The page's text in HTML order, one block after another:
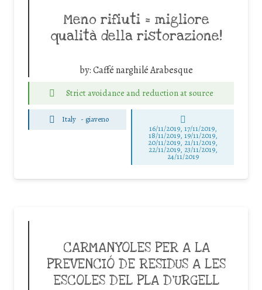
Meno rifiuti = migliore
qualità della ristorazione!
by:Caffé narghilé Arabesque
Strict avoidance and reduction at source
Italy -giaveno
16/11/2019, 17/11/2019,
18/11/2019, 19/11/2019,
20/11/2019, 21/11/2019,
22/11/2019, 23/11/2019,
24/11/2019
CARMANYOLES PER A LA
PREVENCIÓ DE RESIDUS A LES
ESCOLES DEL PLA D’URGELL